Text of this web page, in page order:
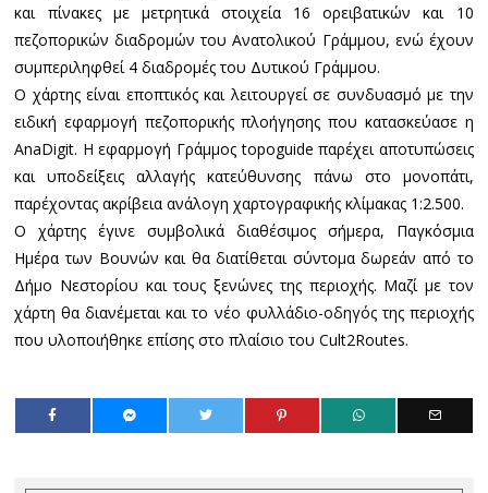
και πίνακες με μετρητικά στοιχεία 16 ορειβατικών και 10
πεζοπορικών διαδρομών του Ανατολικού Γράμμου, ενώ έχουν
συμπεριληφθεί 4 διαδρομές του Δυτικού Γράμμου.
Ο χάρτης είναι εποπτικός και λειτουργεί σε συνδυασμό με την
ειδική εφαρμογή πεζοπορικής πλοήγησης που κατασκεύασε η
AnaDigit. Η εφαρμογή Γράμμος topoguide παρέχει αποτυπώσεις
και υποδείξεις αλλαγής κατεύθυνσης πάνω στο μονοπάτι,
παρέχοντας ακρίβεια ανάλογη χαρτογραφικής κλίμακας 1:2.500.
Ο χάρτης έγινε συμβολικά διαθέσιμος σήμερα, Παγκόσμια
Ημέρα των Βουνών και θα διατίθεται σύντομα δωρεάν από το
Δήμο Νεστορίου και τους ξενώνες της περιοχής. Μαζί με τον
χάρτη θα διανέμεται και το νέο φυλλάδιο-οδηγός της περιοχής
που υλοποιήθηκε επίσης στο πλαίσιο του Cult2Routes.